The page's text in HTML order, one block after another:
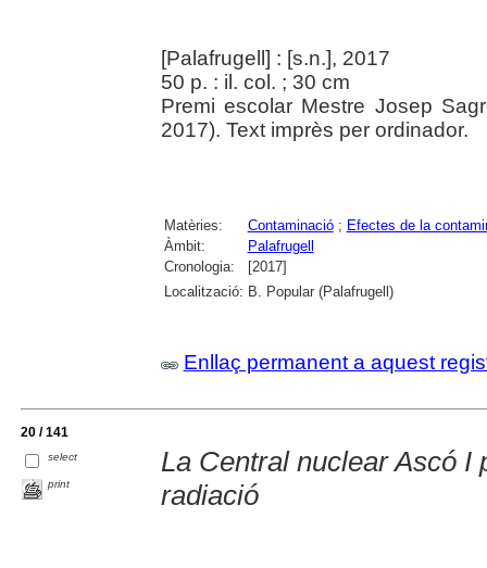
[Palafrugell] : [s.n.], 2017
50 p. : il. col. ; 30 cm
Premi escolar Mestre Josep
2017). Text imprès per ordinador.
Matèries: Contaminació; Efectes de la
Àmbit:
Palafrugell
Cronologia:
[2017]
Localització: B. Popular (Palafrugell)
Enllaç permanent a aquest
20 / 141
select
print
La Central nuclear Ascó
radiació